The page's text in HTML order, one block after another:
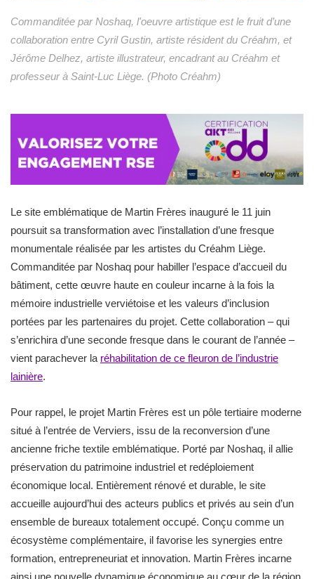
Commanditée par Noshaq, l'oeuvre artistique est le fruit d’une
collaboration entre Cyril Gustin, artiste résident du Créahm, et
Jérôme Delhez, artiste illustrateur, encadrant au Créahm et
professeur à Saint-Luc Liège. (Photo Créahm)
Le site emblématique de Martin Frères inauguré le 11 juin
poursuit sa transformation avec l’installation d’une fresque
monumentale réalisée par les artistes du Créahm Liège.
Commanditée par Noshaq pour habiller l’espace d’accueil du
bâtiment, cette œuvre haute en couleur incarne à la fois la
mémoire industrielle verviétoise et les valeurs d’inclusion
portées par les partenaires du projet. Cette collaboration – qui
s’enrichira d’une seconde fresque dans le courant de l’année –
vient parachever la réhabilitation de ce fleuron de l’industrie
lainière.
Pour rappel, le projet Martin Frères est un pôle tertiaire moderne
situé à l’entrée de Verviers, issu de la reconversion d’une
ancienne friche textile emblématique. Porté par Noshaq, il allie
préservation du patrimoine industriel et redéploiement
économique local. Entièrement rénové et durable, le site
accueille aujourd’hui des acteurs publics et privés au sein d’un
ensemble de bureaux totalement occupé. Conçu comme un
écosystème complémentaire, il favorise les synergies entre
formation, entrepreneuriat et innovation. Martin Frères incarne
ainsi une nouvelle dynamique économique au cœur de la région